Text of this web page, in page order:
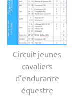
Circuit jeunes
cavaliers
d’endurance
équestre